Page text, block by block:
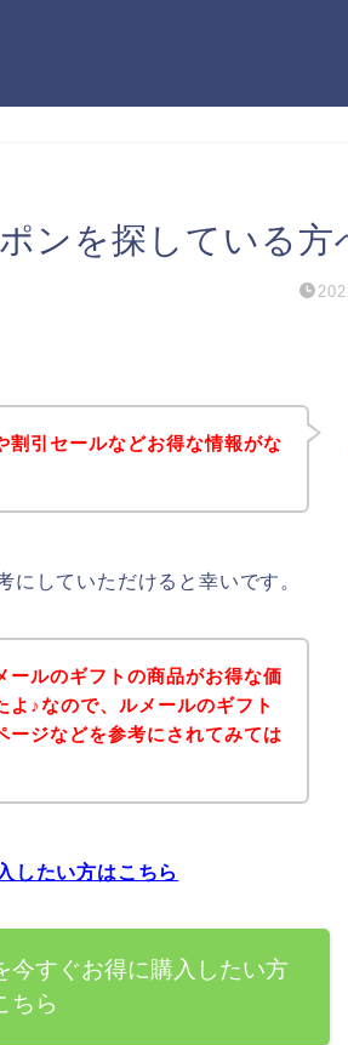
ンを探している方
割引セールなどお得な情報がな
していただけると幸いです。
ールのギフトの商品がお得な価
♪なので、ルメールのギフト
ージなどを参考にされてみては
したい方はこちら
今すぐお得に購入したい方
ちら